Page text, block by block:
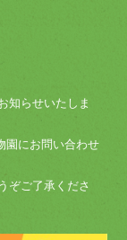
知らせいたしま
園にお問い合わせ
ぞご了承くださ